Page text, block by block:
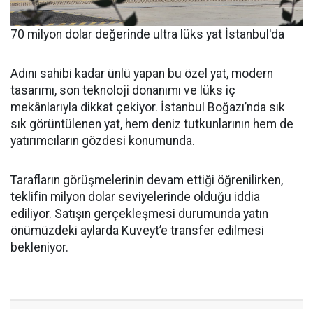
70 milyon dolar değerinde ultra lüks yat İstanbul'da
Adını sahibi kadar ünlü yapan bu özel yat, modern
tasarımı, son teknoloji donanımı ve lüks iç
mekânlarıyla dikkat çekiyor. İstanbul Boğazı’nda sık
sık görüntülenen yat, hem deniz tutkunlarının hem de
yatırımcıların gözdesi konumunda.
Tarafların görüşmelerinin devam ettiği öğrenilirken,
teklifin milyon dolar seviyelerinde olduğu iddia
ediliyor. Satışın gerçekleşmesi durumunda yatın
önümüzdeki aylarda Kuveyt’e transfer edilmesi
bekleniyor.